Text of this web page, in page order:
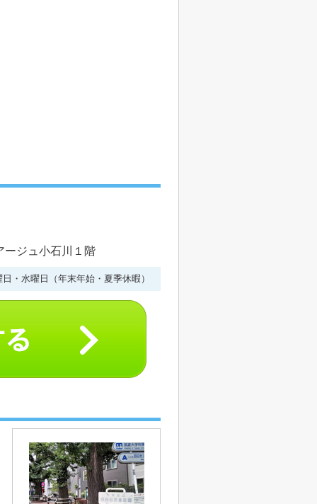
ージュ小石川１階
・水曜日（年末年始・夏季休暇）